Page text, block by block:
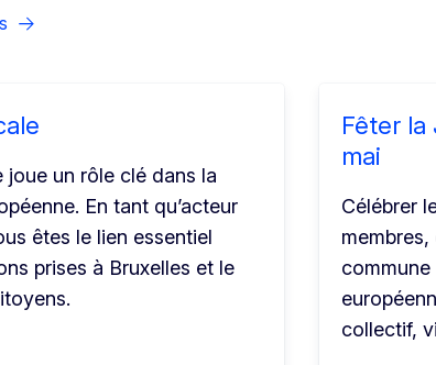
joue un rôle clé dans la
En tant qu’acteur
êtes le lien essentiel
prises à Bruxelles et le
Fêter la
mai
Célébrer
membres,
commune
collectif,